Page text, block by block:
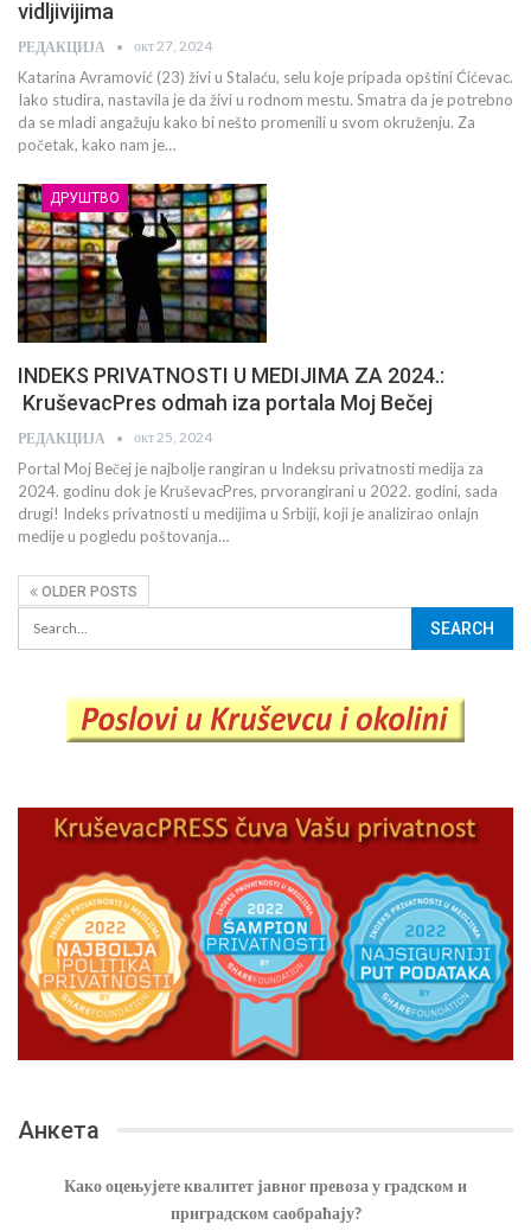
vidljivijima
РЕДАКЦИЈА окт 27, 2024
Katarina Avramović (23) živi u Stalaću, selu koje pripada opštini Ćićevac.
Iako studira, nastavila je da živi u rodnom mestu. Smatra da je potrebno
da se mladi angažuju kako bi nešto promenili u svom okruženju. Za
početak, kako nam je…
ДРУШТВО
INDEKS PRIVATNOSTI U MEDIJIMA ZA 2024.:
KruševacPres odmah iza portala Moj Bečej
РЕДАКЦИЈА окт 25, 2024
Portal Moj Bečej je najbolje rangiran u Indeksu privatnosti medija za
2024. godinu dok je KruševacPres, prvorangirani u 2022. godini, sada
drugi! Indeks privatnosti u medijima u Srbiji, koji je analizirao onlajn
medije u pogledu poštovanja…
OLDER POSTS
Анкета
Како оцењујете квалитет јавног превоза у градском и
приградском саобраћају?